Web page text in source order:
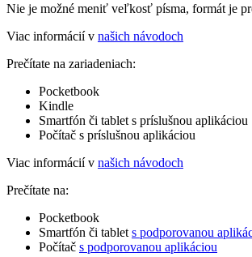
Nie je možné meniť veľkosť písma, formát je
Viac informácií v našich návodoch
Prečítate na zariadeniach:
Pocketbook
Kindle
Smartfón či tablet s príslušnou aplikáciou
Počítač s príslušnou aplikáciou
Viac informácií v našich návodoch
Prečítate na:
Pocketbook
Smartfón či tablet s podporovanou
Počítač s podporovanou aplikáciou